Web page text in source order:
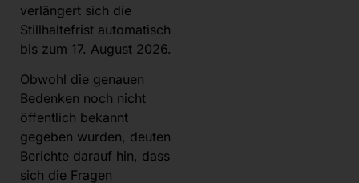
verlängert sich die
Stillhaltefrist automatisch
bis zum 17. August 2026.
Obwohl die genauen
Bedenken noch nicht
öffentlich bekannt
gegeben wurden, deuten
Berichte darauf hin, dass
sich die Fragen